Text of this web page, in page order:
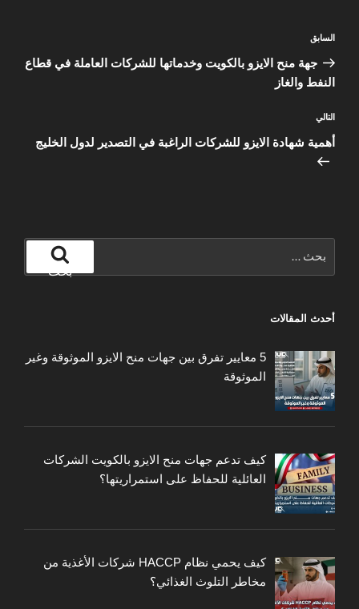
المقالة
السابقة
السابق
جهة منح الايزو بالكويت وخدماتها للشركات العاملة في قطاع
النفط والغاز
المقالة
التالية
التالي
أهمية شهادة الايزو للشركات الراغبة في التصدير لدول الخليج
عن:
بحث
أحدث المقالات
5 معايير تفرق بين جهات منح الايزو الموثوقة وغير
الموثوقة
كيف تدعم جهات منح الايزو بالكويت الشركات
العائلية للحفاظ على استمراريتها؟
كيف يحمي نظام HACCP شركات الأغذية من
مخاطر التلوث الغذائي؟